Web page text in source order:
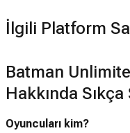
İlgili Platform
Batman
Hakkında
Oyuncuları kim?